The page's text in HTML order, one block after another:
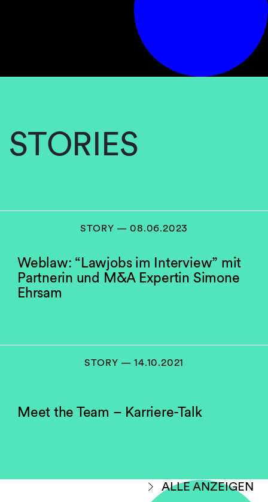
STORIES
STORY — 08.06.2023
Weblaw: “Lawjobs im Interview” mit
Partnerin und M&A Expertin Simone
Ehrsam
STORY — 14.10.2021
Meet the Team – Karriere-Talk
ALLE ANZEIGEN